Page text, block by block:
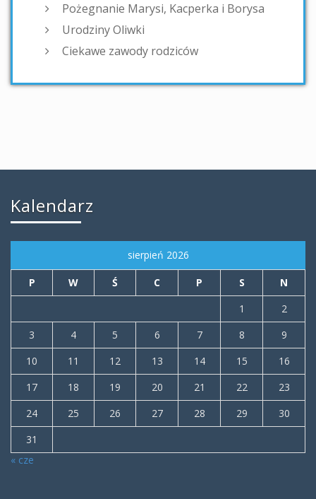
Pożegnanie Marysi, Kacperka i Borysa
Urodziny Oliwki
Ciekawe zawody rodziców
Kalendarz
sierpień 2026
P W Ś C P S
N
1
2
3
4 5 6 7 8
9
10
11 12 13 14 15
16
17
18 19 20 21 22
23
24
25 26 27 28 29
30
31
« cze